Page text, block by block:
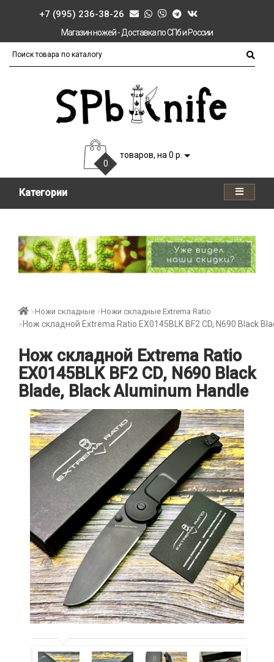
+7 (995) 236-38-26
Магазин ножей - Доставка по СПб и России
0
товаров, на 0 р.
Категории
Ножи складные Ножи складные Extrema Ratio
Нож складной Extrema Ratio EX0145BLK BF2 CD, N690 Black
Нож складной Extrema Ratio
EX0145BLK BF2 CD, N690 Black
Blade, Black Aluminum Handle